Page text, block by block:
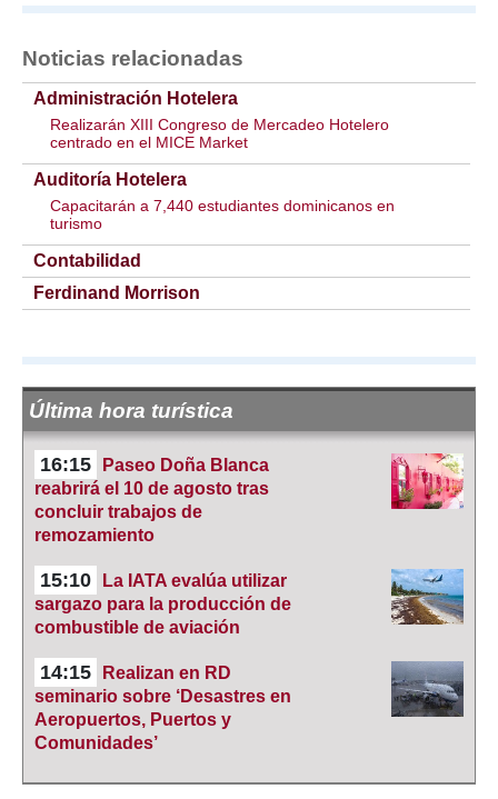
Noticias relacionadas
Administración Hotelera
Realizarán XIII Congreso de Mercadeo Hotelero
centrado en el MICE Market
Auditoría Hotelera
Capacitarán a 7,440 estudiantes dominicanos en
turismo
Contabilidad
Ferdinand Morrison
Última hora turística
16:15
Paseo Doña Blanca
reabrirá el 10 de agosto tras
concluir trabajos de
remozamiento
15:10
La IATA evalúa utilizar
sargazo para la producción de
combustible de aviación
14:15
Realizan en RD
seminario sobre ‘Desastres en
Aeropuertos, Puertos y
Comunidades’